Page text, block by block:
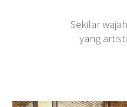
Sekilar
yang